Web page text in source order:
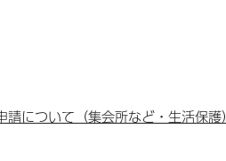
について（集会所など・生活保護）